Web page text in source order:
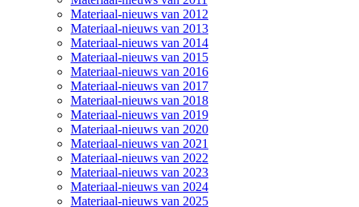
Materiaal-nieuws van 2012
Materiaal-nieuws van 2013
Materiaal-nieuws van 2014
Materiaal-nieuws van 2015
Materiaal-nieuws van 2016
Materiaal-nieuws van 2017
Materiaal-nieuws van 2018
Materiaal-nieuws van 2019
Materiaal-nieuws van 2020
Materiaal-nieuws van 2021
Materiaal-nieuws van 2022
Materiaal-nieuws van 2023
Materiaal-nieuws van 2024
Materiaal-nieuws van 2025